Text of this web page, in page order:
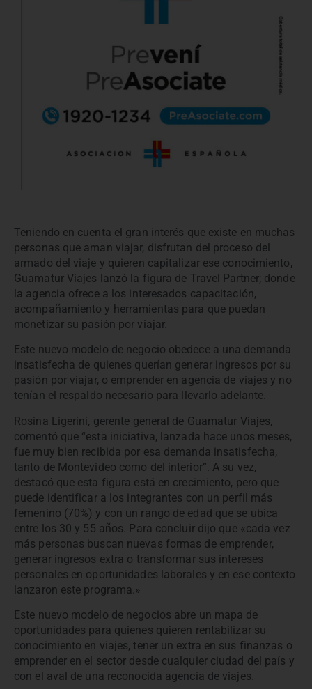
Teniendo en cuenta el gran interés que existe en muchas
personas que aman viajar, disfrutan del proceso del
armado del viaje y quieren capitalizar ese conocimiento,
Guamatur Viajes lanzó la figura de Travel Partner; donde
la agencia ofrece a los interesados capacitación,
acompañamiento y herramientas para que puedan
monetizar su pasión por viajar.
Este nuevo modelo de negocio obedece a una demanda
insatisfecha de quienes querían generar ingresos por su
pasión por viajar, o emprender en agencia de viajes y no
tenían el respaldo necesario para llevarlo adelante.
Rosina Ligerini, gerente general de Guamatur Viajes,
comentó que “esta iniciativa, lanzada hace unos meses,
fue muy bien recibida por esa demanda insatisfecha,
tanto de Montevideo como del interior”. A su vez,
destacó que esta figura está en crecimiento, pero que
puede identificar a los integrantes con un perfil más
femenino (70%) y con un rango de edad que se ubica
entre los 30 y 55 años. Para concluir dijo que «cada vez
más personas buscan nuevas formas de emprender,
generar ingresos extra o transformar sus intereses
personales en oportunidades laborales y en ese contexto
lanzaron este programa.»
Este nuevo modelo de negocios abre un mapa de
oportunidades para quienes quieren rentabilizar su
conocimiento en viajes, tener un extra en sus finanzas o
emprender en el sector desde cualquier ciudad del país y
con el aval de una reconocida agencia de viajes.